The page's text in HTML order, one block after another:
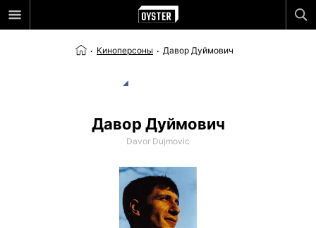
Киноперсоны Давор Дуймович
Давор Дуймович
Davor Dujmovic